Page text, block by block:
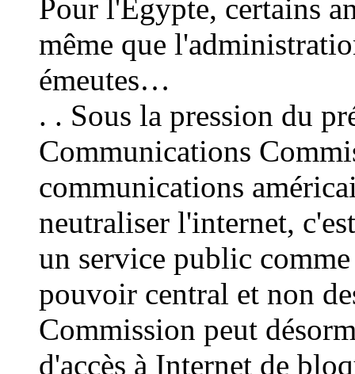
Pour l'Egypte, certains
même que
émeutes…
. . Sous la pression du
Communications
communications
neutraliser l'internet,
un service public
pouvoir central et non
Commission peut
d'accès à Internet de